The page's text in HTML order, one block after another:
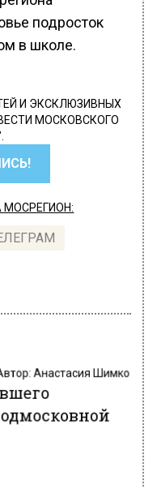
подросток
в школе.
И ЭКСКЛЮЗИВНЫХ
МОСКОВСКОГО
Анастасия Шимко